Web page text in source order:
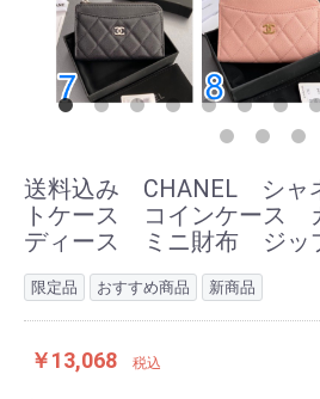
送料込み CHANEL シャ
トケース コインケース
ディース ミニ財布 ジッ
限定品 おすすめ商品 新商品
￥13,068 税込